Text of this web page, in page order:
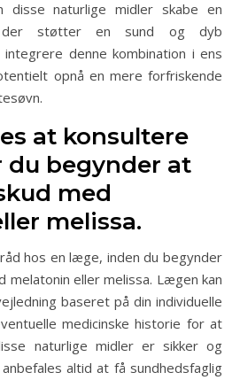
disse naturlige midler skabe en
der støtter en sund og dyb
denne kombination i ens
opnå en mere forfriskende
at konsultere
begynder at
med
melissa.
hos en læge, inden du begynder
melatonin eller melissa. Lægen kan
baseret på din individuelle
medicinske historie for at
naturlige midler er sikker og
altid at få sundhedsfaglig